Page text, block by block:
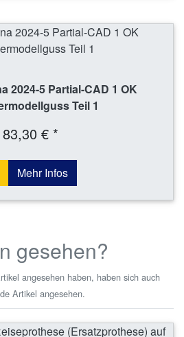
2024-5 Partial-CAD 1 OK
Teil 1
83,30 € *
Mehr Infos
gesehen?
angesehen haben, haben sich auch
Artikel angesehen.